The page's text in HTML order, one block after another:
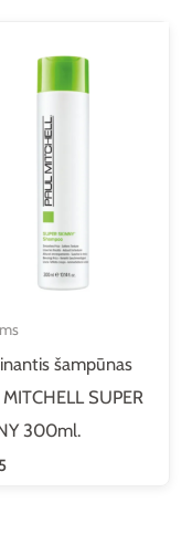
šampūnas
SUPER
300ml.